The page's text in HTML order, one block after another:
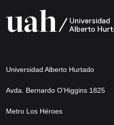
Universidad Alberto Hurtado
Avda. Bernardo O’Higgins 1825
Metro Los Héroes